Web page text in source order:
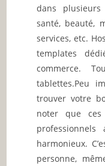
dans plusieurs
santé, beauté,
services, etc.
templates
commerce.
tablettes.Peu
trouver votre
noter que
harmonieux.
personne,